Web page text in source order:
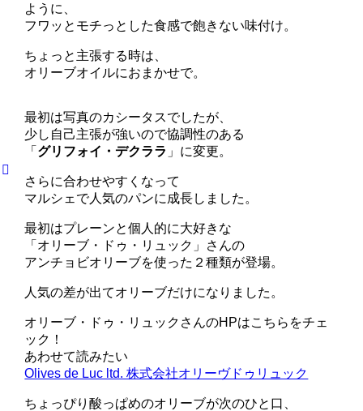
ように、
フワッとモチっとした食感で飽きない味付け。
ちょっと主張する時は、
オリーブオイルにおまかせで。
最初は写真のカシータスでしたが、
少し自己主張が強いので協調性のある
「 グリフォイ・デクララ 」に変更。
さらに合わせやすくなって
マルシェで人気のパンに成長しました。
最初はプレーンと個人的に大好きな
「オリーブ・ドゥ・リュック」さんの
アンチョビオリーブを使った２種類が登場。
人気の差が出てオリーブだけになりました。
オリーブ・ドゥ・リュックさんのHPはこちらをチェ
ック！
あわせて読みたい
Olives de Luc ltd. 株式会社オリーヴドゥリュック
ちょっぴり酸っぱめのオリーブが次のひと口、